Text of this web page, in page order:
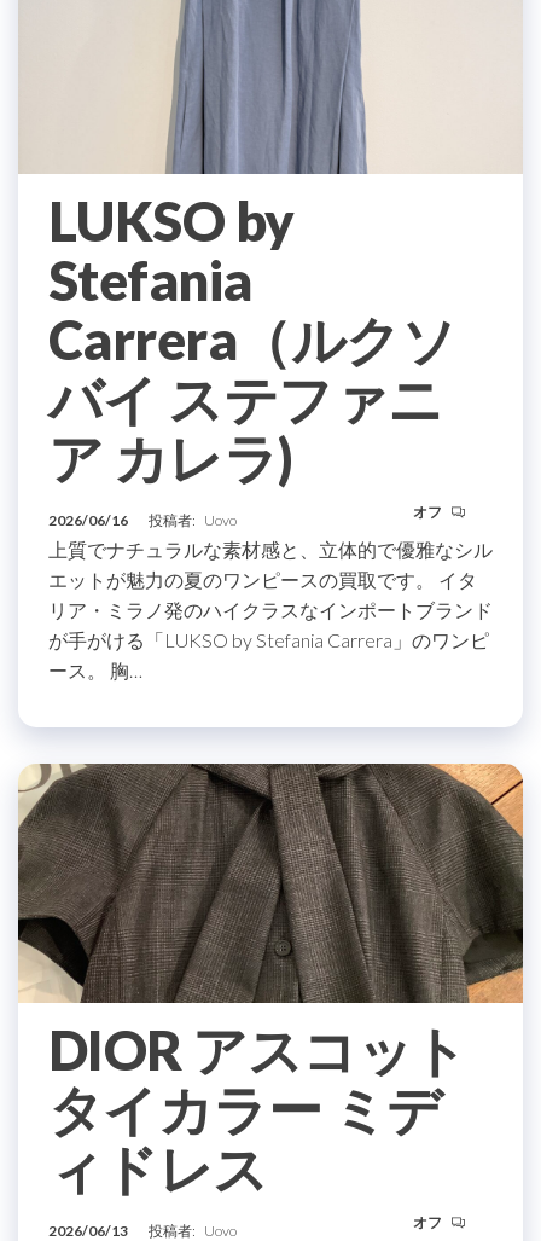
LUKSO by
Stefania
Carrera（ルクソ
バイ ステファニ
ア カレラ)
2026/06/16 投稿者: Uovo オフ
上質でナチュラルな素材感と、立体的で優雅なシル
エットが魅力の夏のワンピースの買取です。 イタ
リア・ミラノ発のハイクラスなインポートブランド
が手がける「LUKSO by Stefania Carrera」のワンピ
ース。 胸…
DIOR アスコット
タイカラー ミデ
ィドレス
2026/06/13 投稿者: Uovo オフ